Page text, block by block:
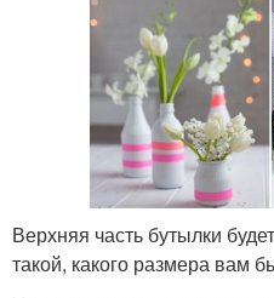
Верхняя часть бутылки
такой, какого размера вам